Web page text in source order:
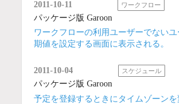
2011-10-11 ワークフロー
パッケージ版 Garoon
ワークフローの利用ユーザーでない
期値を設定する画面に表示される。
2011-10-04 スケジュール
パッケージ版 Garoon
予定を登録するときにタイムゾーン